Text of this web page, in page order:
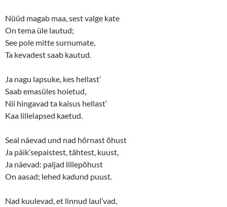
Nüüd magab maa, sest valge kate
On tema üle lautud;
See pole mitte surnumate,
Ta kevadest saab kautud.
Ja nagu lapsuke, kes hellast’
Saab emasüles hoietud,
Nii hingavad ta kaisus hellast’
Kaa lillelapsed kaetud.
Seal näevad und nad hõrnast õhust
Ja päik’sepaistest, tähtest, kuust,
Ja näevad: paljad lillepõhust
On aasad; lehed kadund puust.
Nad kuulevad, et linnud laul’vad,